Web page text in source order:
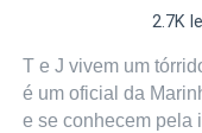
pero que su
porque Adam, que
historias, lo
desordena por completo. Adam, que en
2.7K
T e J vivem um
é um oficial da
e se conhecem pela